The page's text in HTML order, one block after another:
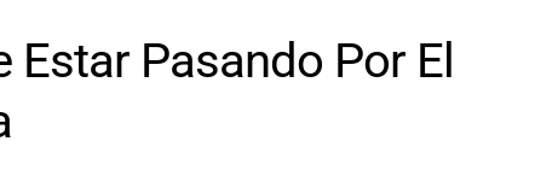
Estar Pasando Por El